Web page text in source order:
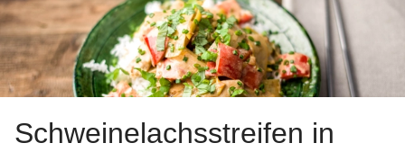
Schweinelachsstreifen in